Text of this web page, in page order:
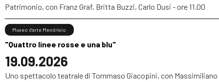
Patrimonio, con Franz Graf, Britta Buzzi, Carlo Dusi - ore 11.00
"Quattro linee rosse e una blu"
19.09.2026
Museo d’arte Mendrisio
Uno spettacolo teatrale di Tommaso Giacopini, con Massimiliano